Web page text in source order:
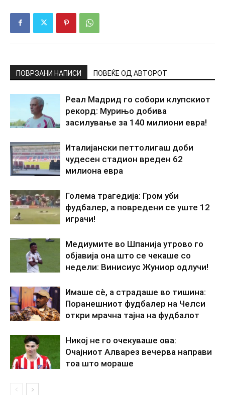
ПОВРЗАНИ НАПИСИ ПОВЕЌЕ ОД АВТОРОТ
Реал Мадрид го собори клупскиот
рекорд: Мурињо добива
засилување за 140 милиони евра!
Италијански петтолигаш доби
чудесен стадион вреден 62
милиона евра
Голема трагедија: Гром уби
фудбалер, а повредени се уште 12
играчи!
Медиумите во Шпанија утрово го
објавија она што се чекаше со
недели: Винисиус Жуниор одлучи!
Имаше сè, а страдаше во тишина:
Поранешниот фудбалер на Челси
откри мрачна тајна на фудбалот
Никој не го очекуваше ова:
Очајниот Алварез вечерва направи
тоа што мораше